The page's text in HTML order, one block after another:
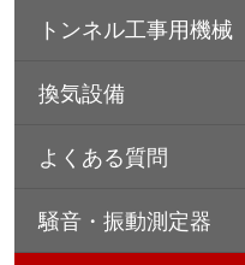
トンネル工事用機械
換気設備
よくある質問
騒音・振動測定器